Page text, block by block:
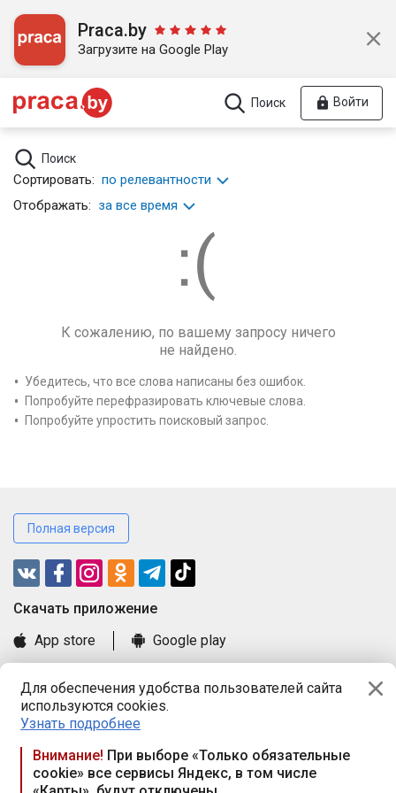
Для обеспечения удобства пользователей сайта
используются cookies.
Узнать подробнее
Внимание! При выборе «Только обязательные
cookie» все сервисы Яндекс, в том числе
Praca.by
Загрузите на Google Play
Поиск Войти
Поиск
Сортировать: по релевантности
Отображать: за все время
К сожалению, по вашему запросу ничего
не найдено.
Убедитесь, что все слова написаны без ошибок.
Попробуйте перефразировать ключевые слова.
Попробуйте упростить поисковый запрос.
Полная версия
Cкачать приложение
App store
Google play
Книга замечаний и предложений
Правила и документы
Praca.by © 2000—2026, ООО «ПРАЦА БАЙ»
Республика Беларусь, 220114, г. Минск, пр-т Независимости
117а, пом. № 9.